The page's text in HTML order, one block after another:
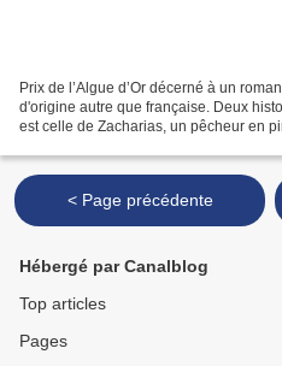
Prix de l’Algue d’Or décerné à un
d'origine autre que française. Deux
est celle de Zacharias, un pêcheur en
< Page précédente
Hébergé par Canalblog
Top articles
Pages